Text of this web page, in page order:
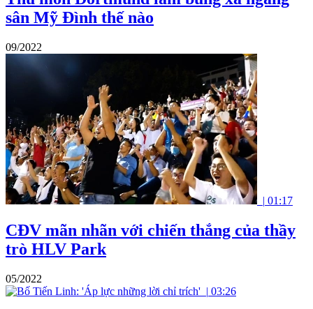
sân Mỹ Đình thế nào
09/2022
| 01:17
CĐV mãn nhãn với chiến thắng của thầy
trò HLV Park
05/2022
| 03:26